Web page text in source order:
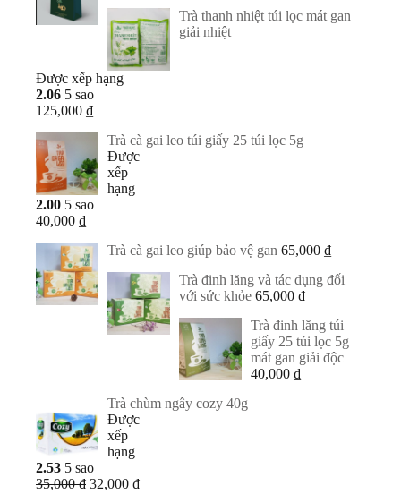
Trà thanh nhiệt túi lọc mát gan
giải nhiệt
Được xếp hạng
2.06 5 sao
125,000 ₫
Trà cà gai leo túi giấy 25 túi lọc 5g
Được
xếp
hạng
2.00 5 sao
40,000 ₫
Trà cà gai leo giúp bảo vệ gan 65,000 ₫
Trà đinh lăng và tác dụng đối
với sức khỏe 65,000 ₫
Trà đinh lăng túi
giấy 25 túi lọc 5g
mát gan giải độc
40,000 ₫
Trà chùm ngây cozy 40g
Được
xếp
hạng
2.53 5 sao
35,000₫ Giá
32,000 ₫Giá